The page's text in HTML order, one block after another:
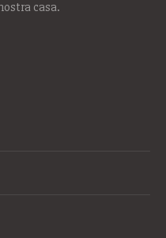
casa.